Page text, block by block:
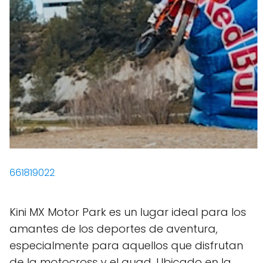
661819022
Kini MX Motor Park es un lugar ideal para los
amantes de los deportes de aventura,
especialmente para aquellos que disfrutan